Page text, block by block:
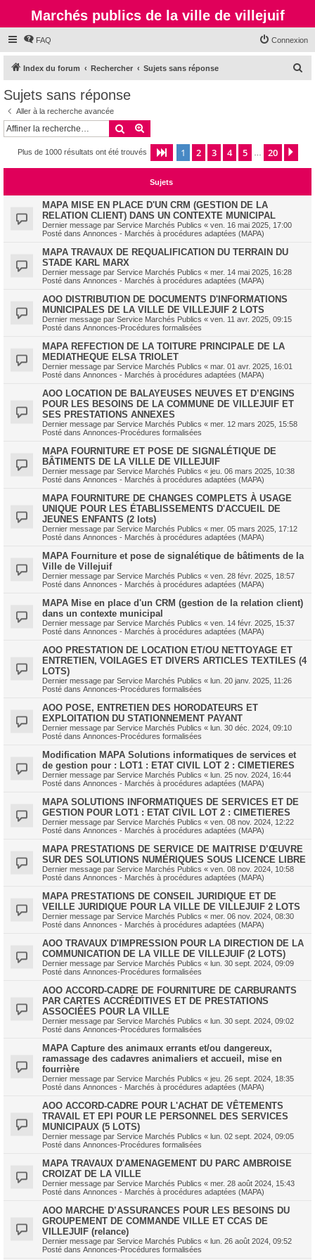
Marchés publics de la ville de villejuif
FAQ Connexion
Index du forum Rechercher Sujets sans réponse
c
Sujets sans réponse
Aller à la recherche avancée
Rechercher
Plus de 1000 résultats ont été trouvés Page 1sur20
1 2 3 4 5 20
Sujets
MAPA MISE EN PLACE D'UN CRM (GESTION DE LA
RELATION CLIENT) DANS UN CONTEXTE MUNICIPAL
Dernier message par Service Marchés Publics « ven. 16 mai 2025, 17:00
Posté dans Annonces - Marchés à procédures adaptées (MAPA)
MAPA TRAVAUX DE REQUALIFICATION DU TERRAIN DU
STADE KARL MARX
Dernier message par Service Marchés Publics « mer. 14 mai 2025, 16:28
Posté dans Annonces - Marchés à procédures adaptées (MAPA)
AOO DISTRIBUTION DE DOCUMENTS D'INFORMATIONS
MUNICIPALES DE LA VILLE DE VILLEJUIF 2 LOTS
Dernier message par Service Marchés Publics « ven. 11 avr. 2025, 09:15
Posté dans Annonces-Procédures formalisées
MAPA REFECTION DE LA TOITURE PRINCIPALE DE LA
MEDIATHEQUE ELSA TRIOLET
Dernier message par Service Marchés Publics « mar. 01 avr. 2025, 16:01
Posté dans Annonces - Marchés à procédures adaptées (MAPA)
AOO LOCATION DE BALAYEUSES NEUVES ET D’ENGINS
POUR LES BESOINS DE LA COMMUNE DE VILLEJUIF ET
SES PRESTATIONS ANNEXES
Dernier message par Service Marchés Publics « mer. 12 mars 2025, 15:58
Posté dans Annonces-Procédures formalisées
MAPA FOURNITURE ET POSE DE SIGNALÉTIQUE DE
BÂTIMENTS DE LA VILLE DE VILLEJUIF
Dernier message par Service Marchés Publics « jeu. 06 mars 2025, 10:38
Posté dans Annonces - Marchés à procédures adaptées (MAPA)
MAPA FOURNITURE DE CHANGES COMPLETS À USAGE
UNIQUE POUR LES ÉTABLISSEMENTS D'ACCUEIL DE
JEUNES ENFANTS (2 lots)
Dernier message par Service Marchés Publics « mer. 05 mars 2025, 17:12
Posté dans Annonces - Marchés à procédures adaptées (MAPA)
MAPA Fourniture et pose de signalétique de bâtiments de la
Ville de Villejuif
Dernier message par Service Marchés Publics « ven. 28 févr. 2025, 18:57
Posté dans Annonces - Marchés à procédures adaptées (MAPA)
MAPA Mise en place d'un CRM (gestion de la relation client)
dans un contexte municipal
Dernier message par Service Marchés Publics « ven. 14 févr. 2025, 15:37
Posté dans Annonces - Marchés à procédures adaptées (MAPA)
AOO PRESTATION DE LOCATION ET/OU NETTOYAGE ET
ENTRETIEN, VOILAGES ET DIVERS ARTICLES TEXTILES (4
LOTS)
Dernier message par Service Marchés Publics « lun. 20 janv. 2025, 11:26
Posté dans Annonces-Procédures formalisées
AOO POSE, ENTRETIEN DES HORODATEURS ET
EXPLOITATION DU STATIONNEMENT PAYANT
Dernier message par Service Marchés Publics « lun. 30 déc. 2024, 09:10
Posté dans Annonces-Procédures formalisées
Modification MAPA Solutions informatiques de services et
de gestion pour : LOT1 : ETAT CIVIL LOT 2 : CIMETIERES
Dernier message par Service Marchés Publics « lun. 25 nov. 2024, 16:44
Posté dans Annonces - Marchés à procédures adaptées (MAPA)
MAPA SOLUTIONS INFORMATIQUES DE SERVICES ET DE
GESTION POUR LOT1 : ETAT CIVIL LOT 2 : CIMETIERES
Dernier message par Service Marchés Publics « ven. 08 nov. 2024, 12:22
Posté dans Annonces - Marchés à procédures adaptées (MAPA)
MAPA PRESTATIONS DE SERVICE DE MAITRISE D’ŒUVRE
SUR DES SOLUTIONS NUMÉRIQUES SOUS LICENCE LIBRE
Dernier message par Service Marchés Publics « ven. 08 nov. 2024, 10:58
Posté dans Annonces - Marchés à procédures adaptées (MAPA)
MAPA PRESTATIONS DE CONSEIL JURIDIQUE ET DE
VEILLE JURIDIQUE POUR LA VILLE DE VILLEJUIF 2 LOTS
Dernier message par Service Marchés Publics « mer. 06 nov. 2024, 08:30
Posté dans Annonces - Marchés à procédures adaptées (MAPA)
AOO TRAVAUX D'IMPRESSION POUR LA DIRECTION DE LA
COMMUNICATION DE LA VILLE DE VILLEJUIF (2 LOTS)
Dernier message par Service Marchés Publics « lun. 30 sept. 2024, 09:09
Posté dans Annonces-Procédures formalisées
AOO ACCORD-CADRE DE FOURNITURE DE CARBURANTS
PAR CARTES ACCRÉDITIVES ET DE PRESTATIONS
ASSOCIÉES POUR LA VILLE
Dernier message par Service Marchés Publics « lun. 30 sept. 2024, 09:02
Posté dans Annonces-Procédures formalisées
MAPA Capture des animaux errants et/ou dangereux,
ramassage des cadavres animaliers et accueil, mise en
fourrière
Dernier message par Service Marchés Publics « jeu. 26 sept. 2024, 18:35
Posté dans Annonces - Marchés à procédures adaptées (MAPA)
AOO ACCORD-CADRE POUR L'ACHAT DE VÊTEMENTS
TRAVAIL ET EPI POUR LE PERSONNEL DES SERVICES
MUNICIPAUX (5 LOTS)
Dernier message par Service Marchés Publics « lun. 02 sept. 2024, 09:05
Posté dans Annonces-Procédures formalisées
MAPA TRAVAUX D'AMENAGEMENT DU PARC AMBROISE
CROIZAT DE LA VILLE
Dernier message par Service Marchés Publics « mer. 28 août 2024, 15:43
Posté dans Annonces - Marchés à procédures adaptées (MAPA)
AOO MARCHE D’ASSURANCES POUR LES BESOINS DU
GROUPEMENT DE COMMANDE VILLE ET CCAS DE
VILLEJUIF (relance)
Dernier message par Service Marchés Publics « lun. 26 août 2024, 09:52
Posté dans Annonces-Procédures formalisées